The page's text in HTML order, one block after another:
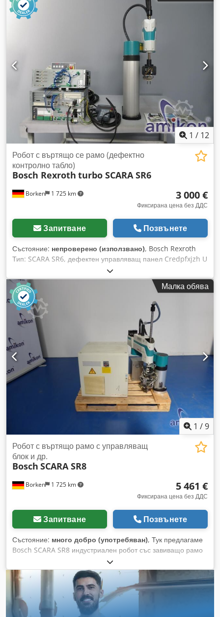
1 / 12
Borken 1 725 km
Робот с въртящо се рамо (дефектно
контролно табло)
Bosch Rexroth turbo SCARA SR6
3 000 €
Фиксирана цена без ДДС
Запитване Позвънете
Състояние: непроверено (използвано), Bosch Rexroth
Тип: SCARA SR6, дефектен управляващ панел Credpfxjzh U
R Rj Aggof Bosch Rexroth въртящо рамо робот Turbo
SCARA SR6 с управляваща единица Номинално
натоварване: 2 kg Максимално натоварване (втулка Ø 20
mm): 5 kg Максимално натоварване (втулка Ø 25 mm): 8 kg
Оценен максимален инерционен момент (ос 4): 500 kgcm²
Максимален инерционен момент (ос 4): 1000 kgcm²
Хоризонтална сила, продължителна/макс.: 60/150 N
Вертикална сила, продължителна/макс.: 200/300 N Въртящ
момент (ос 4), номинален/макс.: 5/10 Nm Състояние:
използвано Доставя се: (виж снимката) (Запазва се правото
на промени и грешки в техническите данни!) Допълнителни
въпроси с удоволствие ще отговорим по телефона.
Малка обява
1 /9
Borken 1 725 km
Робот с въртящо рамо с управляващ
блок и др.
Bosch SCARA SR8
5 461 €
Фиксирана цена без ДДС
Запитване Позвънете
Състояние: много добро (употребяван), Тук предлагаме
Bosch SCARA SR8 индустриален робот със завиващо рамо
и управлителна единица. Bosch SCARA SR8 индустриален
робот със завиващо рамо Credpfx Aozdir Neggjf
Управлителна единица Тип: SCARA SR8 Състояние:
употребяван Обхват на доставката: (виж снимките)
(Промени и грешки в техническите данни са възможни и
запазваме правото си за корекции!) За допълнителни